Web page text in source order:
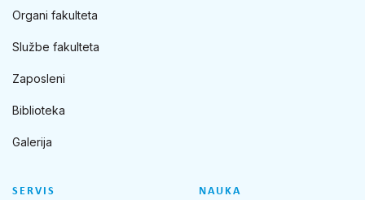
Organi fakulteta
Službe fakulteta
Zaposleni
Biblioteka
Galerija
SERVIS NAUKA